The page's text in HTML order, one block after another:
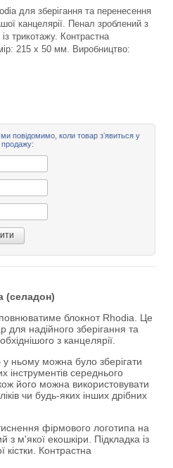
для зберігання та перенесення
канцелярії. Пенал зроблений з
трикотажу. Контрастна
215 х 50 мм. Виробництво:
ми повідомимо, коли товар зʼявиться у
продажу:
(селадон)
блокнот Rhodia. Це
для надійного зберігання та
з канцелярії.
ньому можна було зберігати
середнього
його можна використовувати
чи будь-яких інших дрібних
фірмового логотипа на
з м'якої екошкіри. Підкладка із
кістки. Контрастна